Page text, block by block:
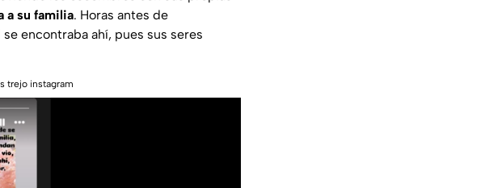
a su familia. Horas antes de
encontraba ahí, pues sus seres
trejo instagram